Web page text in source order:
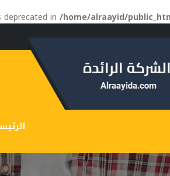
in /home/alraayid/